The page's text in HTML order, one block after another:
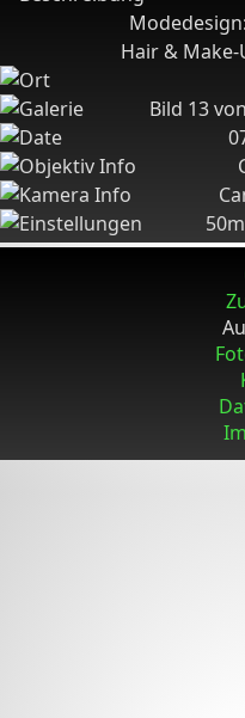
Hair &
Bild 13